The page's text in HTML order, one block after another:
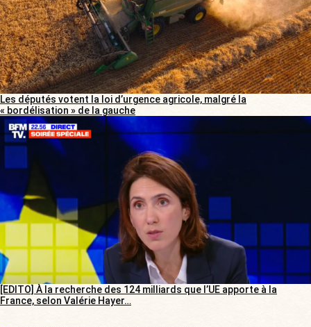
Les députés votent la loi d’urgence agricole, malgré la
« bordélisation » de la gauche
[EDITO] À la recherche des 124 milliards que l’UE apporte à la
France, selon Valérie Hayer…